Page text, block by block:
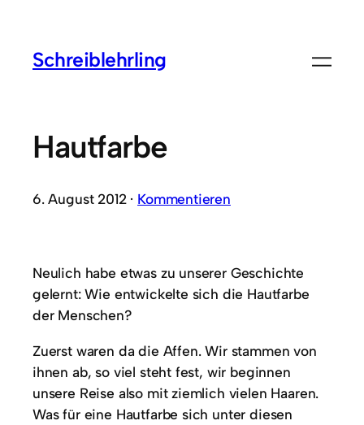
Schreiblehrling
Hautfarbe
6. August 2012 · Kommentieren
Neulich habe etwas zu unserer Geschichte
gelernt: Wie entwickelte sich die Hautfarbe
der Menschen?
Zuerst waren da die Affen. Wir stammen von
ihnen ab, so viel steht fest, wir beginnen
unsere Reise also mit ziemlich vielen Haaren.
Was für eine Hautfarbe sich unter diesen